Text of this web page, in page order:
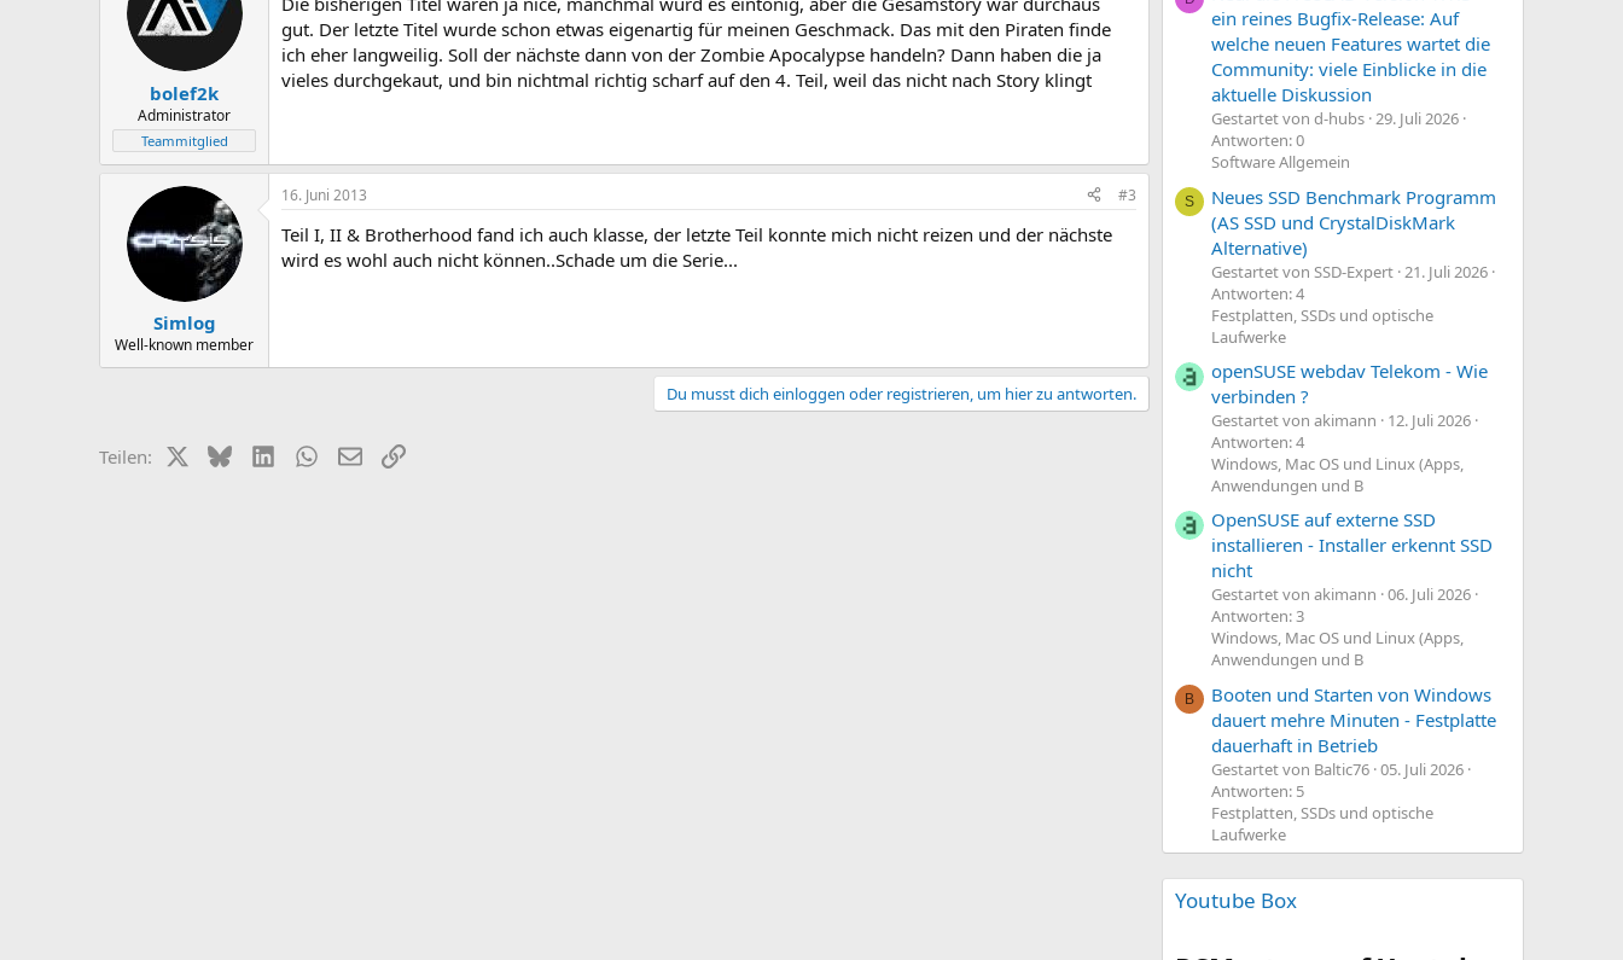
bolef2k
Administrator
Teammitglied
gut. Der letzte Titel wurde schon etwas eigenartig für meinen Geschmack. Das mit den Piraten finde
ich eher langweilig. Soll der nächste dann von der Zombie Apocalypse handeln? Dann haben die ja
vieles durchgekaut, und bin nichtmal richtig scharf auf den 4. Teil, weil das nicht nach Story klingt
Simlog
Well-known member
16. Juni 2013 #3
Teil I, II & Brotherhood fand ich auch klasse, der letzte Teil konnte mich nicht reizen und der nächste
wird es wohl auch nicht können..Schade um die Serie...
Du musst dich einloggen oder registrieren, um hier zu antworten.
Teilen: X (Twitter)
BlueskyLinkedInWhatsApp
E-MailLink
ein reines Bugfix-Release: Auf
welche neuen Features wartet die
Community: viele Einblicke in die
aktuelle Diskussion
Gestartet von d-hubs 29. Juli 2026
Antworten: 0
Software Allgemein
S
Neues SSD Benchmark Programm
(AS SSD und CrystalDiskMark
Alternative)
Gestartet von SSD-Expert 21. Juli 2026
Antworten: 4
Festplatten, SSDs und optische
Laufwerke
openSUSE webdav Telekom - Wie
verbinden ?
Gestartet von akimann
12. Juli 2026
Antworten: 4
Windows, Mac OS und Linux (Apps,
Anwendungen und B
OpenSUSE auf externe SSD
installieren - Installer erkennt SSD
nicht
Gestartet von akimann 06. Juli 2026
Antworten: 3
Windows, Mac OS und Linux (Apps,
Anwendungen und B
B
Booten und Starten von Windows
dauert mehre Minuten - Festplatte
dauerhaft in Betrieb
Gestartet von Baltic76 05. Juli 2026
Antworten: 5
Festplatten, SSDs und optische
Laufwerke
Youtube Box